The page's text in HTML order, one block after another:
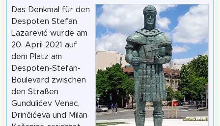
Das Denkmal für den
Despoten Stefan
Lazarević wurde am
20. April 2021 auf
dem Platz am
Despoten-Stefan-
Boulevard zwischen
den Straßen
Gundulićev Venac,
Drinčićeva und Milan